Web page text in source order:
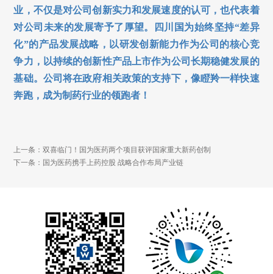
业，不仅是对公司创新实力和发展速度的认可，也代表着
对公司未来的发展寄予了厚望。四川国为始终坚持“差异
化”的产品发展战略，以研发创新能力作为公司的核心竞
争力，以持续的创新性产品上市作为公司长期稳健发展的
基础。公司将在政府相关政策的支持下，像瞪羚一样快速
奔跑，成为制药行业的领跑者！
上一条：双喜临门！国为医药两个项目获评国家重大新药创制
下一条：国为医药携手上药控股 战略合作布局产业链